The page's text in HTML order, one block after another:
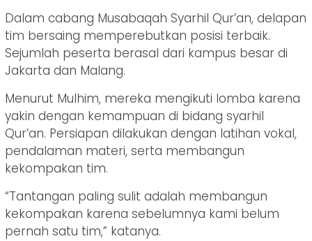
Dalam cabang Musabaqah Syarhil Qur’an, delapan
tim bersaing memperebutkan posisi terbaik.
Sejumlah peserta berasal dari kampus besar di
Jakarta dan Malang.
Menurut Mulhim, mereka mengikuti lomba karena
yakin dengan kemampuan di bidang syarhil
Qur’an. Persiapan dilakukan dengan latihan vokal,
pendalaman materi, serta membangun
kekompakan tim.
“Tantangan paling sulit adalah membangun
kekompakan karena sebelumnya kami belum
pernah satu tim,” katanya.